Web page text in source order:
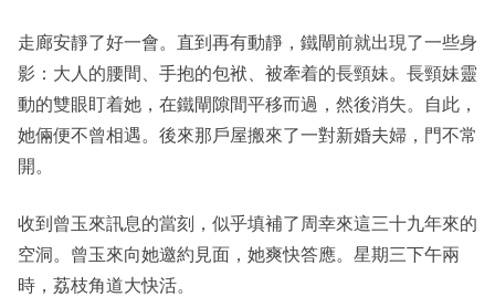
走廊安靜了好一會。直到再有動靜，鐵閘前就出現了一些身
影：大人的腰間、手抱的包袱、被牽着的長頸妹。長頸妹靈
動的雙眼盯着她，在鐵閘隙間平移而過，然後消失。自此，
她倆便不曾相遇。後來那戶屋搬來了一對新婚夫婦，門不常
開。
收到曾玉來訊息的當刻，似乎填補了周幸來這三十九年來的
空洞。曾玉來向她邀約見面，她爽快答應。星期三下午兩
時，荔枝角道大快活。